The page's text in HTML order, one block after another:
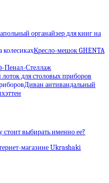
органайзер для книг на
Кресло-мешок GHENTA
Пенал-Стеллаж
для столовых приборов
Диван антивандальный
выбирать именно ее?
магазине Ukrashaki